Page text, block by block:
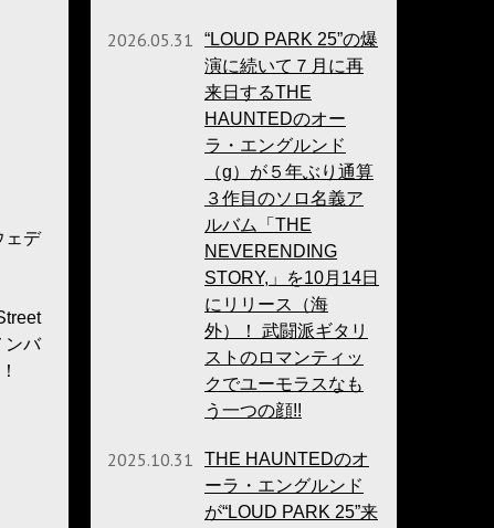
ェデ
ンバ
2026.05.31
“LOUD PARK 25”の爆
演に続いて７月に再
来日するTHE
HAUNTEDのオー
ラ・エングルンド
（g）が５年ぶり通算
３作目のソロ名義ア
ルバム「THE
NEVERENDING
STORY,」を10月14日
にリリース（海
外）！ 武闘派ギタリ
ストのロマンティッ
クでユーモラスなも
う一つの顔!!
2025.10.31
THE HAUNTEDのオ
ーラ・エングルンド
が“LOUD PARK 25”来